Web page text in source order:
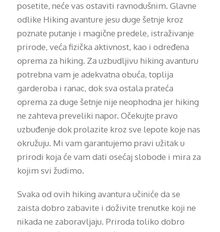
posetite, neće vas ostaviti ravnodušnim. Glavne
odlike Hiking avanture jesu duge šetnje kroz
poznate putanje i magične predele, istraživanje
prirode, veća fizička aktivnost, kao i određena
oprema za hiking. Za uzbudljivu hiking avanturu
potrebna vam je adekvatna obuća, toplija
garderoba i ranac, dok sva ostala prateća
oprema za duge šetnje nije neophodna jer hiking
ne zahteva preveliki napor. Očekujte pravo
uzbuđenje dok prolazite kroz sve lepote koje nas
okružuju. Mi vam garantujemo pravi užitak u
prirodi koja će vam dati osećaj slobode i mira za
kojim svi žudimo.
Svaka od ovih hiking avantura učiniće da se
zaista dobro zabavite i doživite trenutke koji ne
nikada ne zaboravljaju. Priroda toliko dobro